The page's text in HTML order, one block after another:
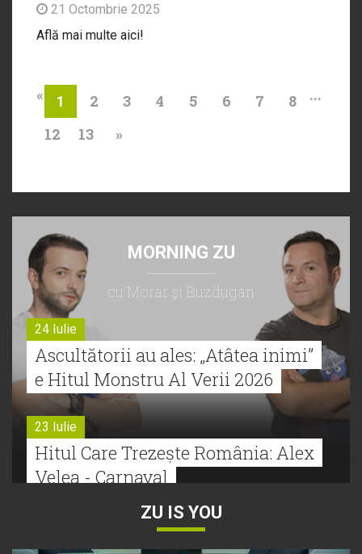
21 Octombrie 2025
Află mai multe aici!
« 1 2 3 4 5 6 7 8 ...
12 13 »
MORNING ZU
cu Morar şi Buzdugan
24 Iulie
Ascultătorii au ales: „Atâtea inimi”
e Hitul Monstru Al Verii 2026
23 Iulie
Hitul Care Trezește România: Alex
Velea - Carnaval
ZU IS YOU